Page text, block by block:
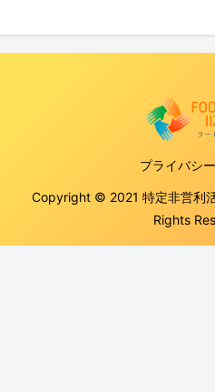
プライバシ
Copyright © 2021 特定非営利
Rights